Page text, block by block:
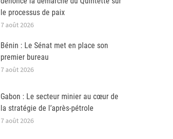
le processus de paix
7 août 2026
Bénin : Le Sénat met en place son
premier bureau
7 août 2026
Gabon : Le secteur minier au cœur de
la stratégie de l’après-pétrole
7 août 2026